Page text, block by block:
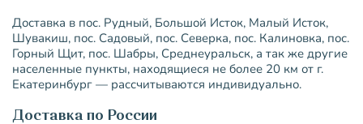
Доставка в пос. Рудный, Большой Исток, Малый Исток,
Шувакиш, пос. Садовый, пос. Северка, пос. Калиновка, пос.
Горный Щит, пос. Шабры, Среднеуральск, а так же другие
населенные пункты, находящиеся не более 20 км от г.
Екатеринбург — рассчитываются индивидуально.
Доставка по России